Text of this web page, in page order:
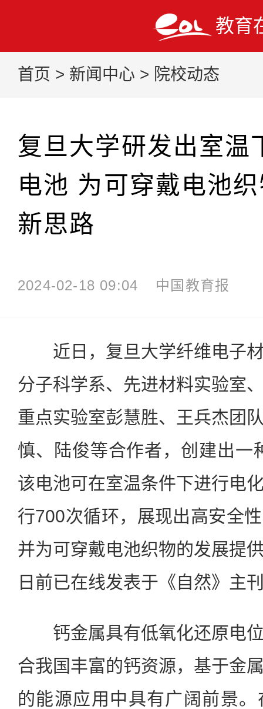
教育
首页 > 新闻中心 > 院校动态
复旦大学研发出室温
电池 为可穿戴电池
新思路
2024-02-18 09:04 中国教育报
近日，复旦大学纤维电子材
分子科学系、先进材料实验室
重点实验室彭慧胜、王兵杰团
慎、陆俊等合作者，创建出一
该电池可在室温条件下进行电
行700次循环，展现出高安全
并为可穿戴电池织物的发展提
日前已在线发表于《自然》主
钙金属具有低氧化还原电位
合我国丰富的钙资源，基于金
的能源应用中具有广阔前景